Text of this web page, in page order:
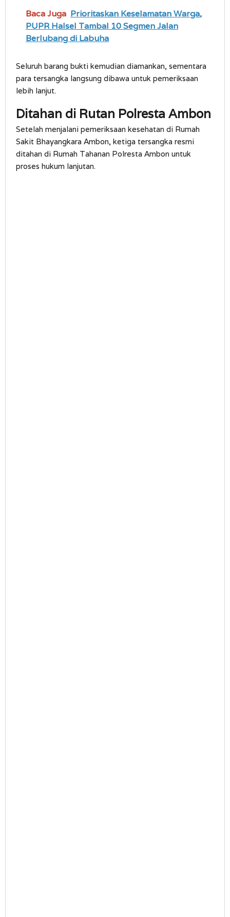
Baca Juga Prioritaskan Keselamatan Warga,
PUPR Halsel Tambal 10 Segmen Jalan
Berlubang di Labuha
Seluruh barang bukti kemudian diamankan, sementara
para tersangka langsung dibawa untuk pemeriksaan
lebih lanjut.
Ditahan di Rutan Polresta Ambon
Setelah menjalani pemeriksaan kesehatan di Rumah
Sakit Bhayangkara Ambon, ketiga tersangka resmi
ditahan di Rumah Tahanan Polresta Ambon untuk
proses hukum lanjutan.